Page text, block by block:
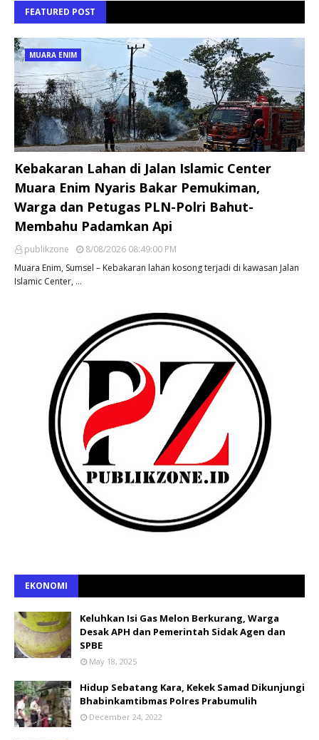
FEATURED POST
MUARA ENIM
Kebakaran Lahan di Jalan Islamic Center
Muara Enim Nyaris Bakar Pemukiman,
Warga dan Petugas PLN-Polri Bahut-
Membahu Padamkan Api
publikzone
8/08/2026 08:49:00 PM
Muara Enim, Sumsel – Kebakaran lahan kosong terjadi di kawasan Jalan
Islamic Center, …
EKONOMI
Keluhkan Isi Gas Melon Berkurang, Warga
Desak APH dan Pemerintah Sidak Agen dan
SPBE
May 18, 2025
Hidup Sebatang Kara, Kekek Samad Dikunjungi
Bhabinkamtibmas Polres Prabumulih
December 24, 2022